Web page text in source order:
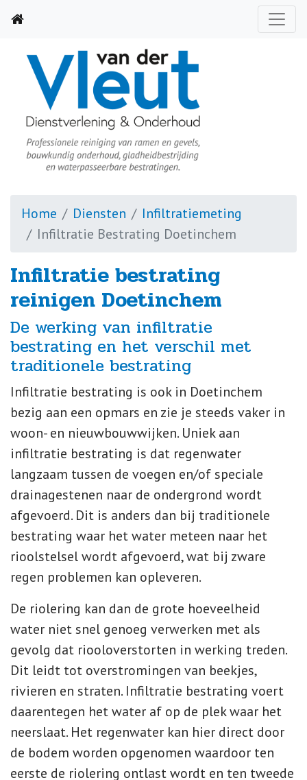
Home Diensten
Infiltratiemeting
Infiltratie Bestrating Doetinchem
Infiltratie bestrating
reinigen Doetinchem
De werking van infiltratie
bestrating en het verschil met
traditionele bestrating
Infiltratie bestrating is ook in Doetinchem
bezig aan een opmars en zie je steeds vaker in
woon- en nieuwbouwwijken. Uniek aan
infiltratie bestrating is dat regenwater
langzaam tussen de voegen en/of speciale
drainagestenen naar de ondergrond wordt
afgevoerd. Dit is anders dan bij traditionele
bestrating waar het water meteen naar het
rioolstelsel wordt afgevoerd, wat bij zware
regen problemen kan opleveren.
De riolering kan dan de grote hoeveelheid
water niet snel genoeg verwerken met als
gevolg dat riooloverstorten in werking treden.
Dit leidt tot overstromingen van beekjes,
rivieren en straten. Infiltratie bestrating voert
daarentegen het water af op de plek waar het
neerslaat. Het regenwater kan hier direct door
de bodem worden opgenomen waardoor ten
eerste de riolering ontlast wordt en ten tweede